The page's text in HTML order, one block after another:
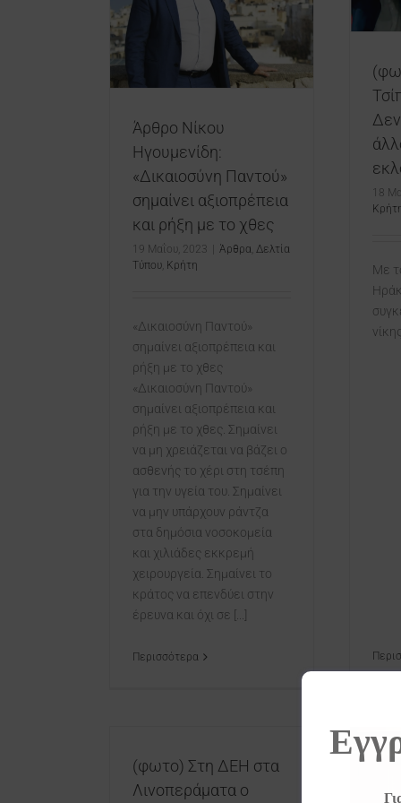
Άρθρο Νίκου
Ηγουμενίδη:
«Δικαιοσύνη Παντού»
σημαίνει αξιοπρέπεια
και ρήξη με το χθες
19 Μαΐου, 2023 Άρθρα Δελτία
Τύπου Κρήτη
«Δικαιοσύνη Παντού»
σημαίνει αξιοπρέπεια και
ρήξη με το χθες
«Δικαιοσύνη Παντού»
σημαίνει αξιοπρέπεια και
ρήξη με το χθες. Σημαίνει
να μη χρειάζεται να βάζει ο
ασθενής το χέρι στη τσέπη
για την υγεία του. Σημαίνει
να μην υπάρχουν ράντζα
στα δημόσια νοσοκομεία
και χιλιάδες εκκρεμή
χειρουργεία. Σημαίνει το
κράτος να επενδύει στην
έρευνα και όχι σε [...]
Περισσότερα
στις εκλογές!
Δελτία Τύπου
18
Με
(φωτο) Στη ΔΕΗ στα
Λινοπεράματα ο
Νίκος Ηγουμενίδης: